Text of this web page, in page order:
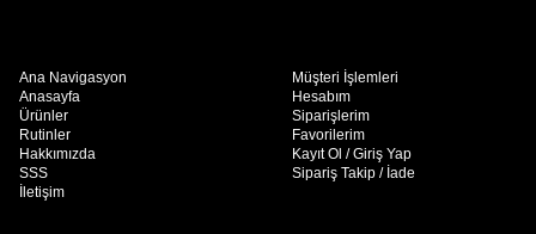
Ana Navigasyon
Anasayfa
Ürünler
Rutinler
Hakkımızda
SSS
İletişim
Müşteri İşlemleri
Hesabım
Siparişlerim
Favorilerim
Kayıt Ol / Giriş Yap
Sipariş Takip / İade